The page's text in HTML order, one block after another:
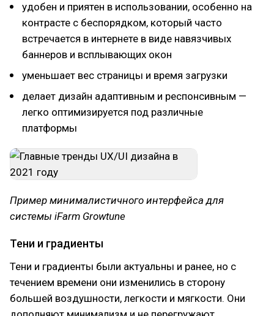
удобен и приятен в использовании, особенно на
контрасте с беспорядком, который часто
встречается в интернете в виде навязчивых
баннеров и всплывающих окон
уменьшает вес страницы и время загрузки
делает дизайн адаптивным и респонсивным —
легко оптимизируется под различные
платформы
Пример минималистичного интерфейса для
системы iFarm Growtune
Тени и градиенты
Тени и градиенты были актуальны и ранее, но с
течением времени они изменились в сторону
большей воздушности, легкости и мягкости. Они